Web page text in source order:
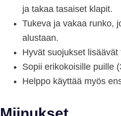
ja takaa tasaiset klapit.
Tukeva ja vakaa runko,
alustaan.
Hyvät suojukset lisäävät
Sopii erikokoisille puille
Helppo käyttää myös